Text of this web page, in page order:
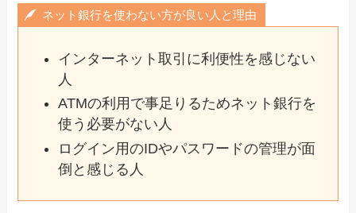
ネット銀行を使わない方が良い人と理由
インターネット取引に利便性を感じない
人
ATMの利用で事足りるためネット銀行を
使う必要がない人
ログイン用のIDやパスワードの管理が面
倒と感じる人